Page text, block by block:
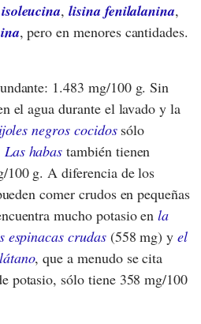
isoleucina,lisina fenilalanina,
, pero en menores cantidades.
1.483 mg/100 g. Sin
el agua durante el lavado y la
negros cocidossólo
Las habas también tienen
100 g. A diferencia de los
comer crudos en pequeñas
mucho potasio enla
espinacas crudas(558 mg) yel
, que a menudo se cita
potasio, sólo tiene 358 mg/100